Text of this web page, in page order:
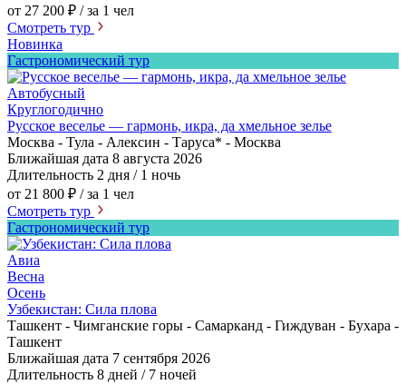
от 27 200 ₽ / за 1 чел
Смотреть тур
Новинка
Гастрономический тур
Автобусный
Круглогодично
Русское веселье — гармонь, икра, да хмельное зелье
Москва - Тула - Алексин - Таруса* - Москва
Ближайшая дата 8 августа 2026
Длительность 2 дня / 1 ночь
от 21 800 ₽ / за 1 чел
Смотреть тур
Гастрономический тур
Авиа
Весна
Осень
Узбекистан: Сила плова
Ташкент - Чимганские горы - Самарканд - Гиждуван - Бухара -
Ташкент
Ближайшая дата 7 сентября 2026
Длительность 8 дней / 7 ночей